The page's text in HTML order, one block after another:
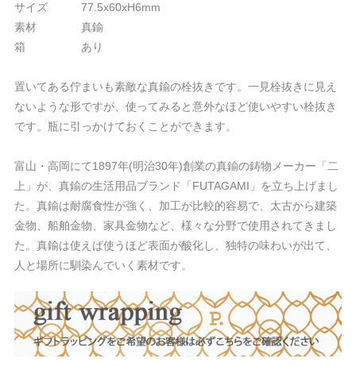
サイズ 77.5x60xH6mm
素材 真鍮
箱 あり
置いてある佇まいも素敵な真鍮の栓抜きです。一見栓抜きに見え
ないような形ですが、使ってみると意外なほど使いやすい栓抜き
です。瓶に引っかけておくことができます。
富山・高岡にて1897年(明治30年)創業の真鍮の鋳物メーカー「二
上」が、真鍮の生活用品ブランド「FUTAGAMI」を立ち上げまし
た。真鍮は耐腐食性が強く、加工が比較的容易で、太古から建築
金物、船舶金物、家具金物など、様々な分野で使用されてきまし
た。真鍮は使えば使うほど表面が酸化し、独特の味わいが出て、
人と場所に馴染んでいく素材です。